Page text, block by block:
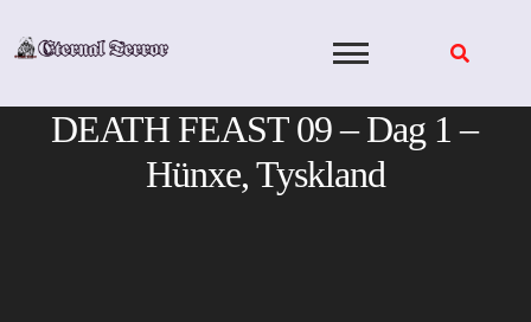
DEATH FEAST 09 – Dag 1 –
Hünxe, Tyskland